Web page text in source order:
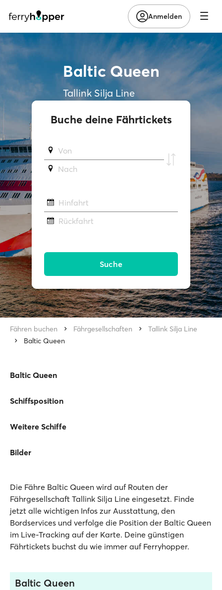
Anmelden
Baltic Queen
Tallink Silja Line
Buche deine Fährtickets
Von
Νach
Hinfahrt
Rückfahrt
Suche
Fähren buchen Fährgesellschaften
Tallink Silja Line
Baltic Queen
Baltic Queen
Schiffsposition
Weitere Schiffe
Bilder
Die Fähre Baltic Queen wird auf Routen der
Fährgesellschaft Tallink Silja Line eingesetzt. Finde
jetzt alle wichtigen Infos zur Ausstattung, den
Bordservices und verfolge die Position der Baltic Queen
im Live-Tracking auf der Karte. Deine günstigen
Fährtickets buchst du wie immer auf Ferryhopper.
Baltic Queen